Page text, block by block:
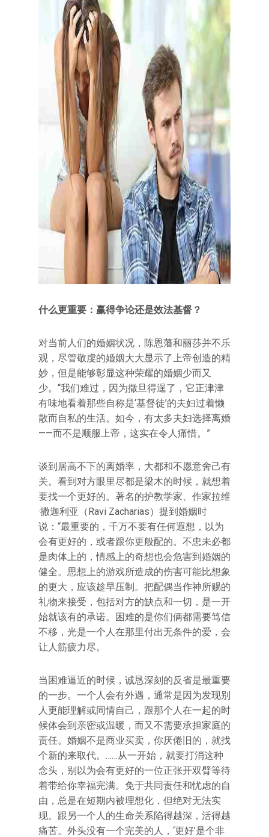
什么更重要：赢得争论还是效法基督？
对当前人们的婚姻状况，陈恩藩和丽莎并不乐
观，尽管敬虔的婚姻大大显示了上帝创造的精
妙，但是能够彰显这种荣耀的婚姻少而又
少。“我们难过，因为撒旦得逞了，它正津津
有味地看着那些自称是‘基督徒’的夫妇过着懒
散而自私的生活。如今，有太多夫妇选择离婚
——而不是顺服上帝，这实在令人痛惜。”
谈到居高不下的离婚率，大都和不愿意舍己有
关。看到对方眼里尽都是梁木的时候，就想着
要找一个更好的。著名的护教学家、作家拉维
·撒迦利亚（Ravi Zacharias）提到婚姻时
说：“最重要的，千万不要有任何遐想，以为
会有更好的，或者跟你更般配的。不忠未必都
是肉体上的，情感上的奇想也会危害到婚姻的
健全。思想上的游戏所造成的伤害可能比想象
的更大，应该趁早压制。把配偶当作神所赐的
礼物来接受，包括对方的缺点和一切，是一开
始就该有的承诺。困难的是你们俩都需要笃信
不移，光是一个人在那里付出无条件的爱，会
让人筋疲力尽。
当困难逼近的时候，诚恳深刻的反省是最重要
的一步。一个人会有外遇，通常是因为发现别
人更能理解或同情自己，跟那个人在一起的时
候体会到亲密或温暖，而又不需要承担家庭的
责任。婚姻不是商业买卖，你厌倦旧的，就找
个新的来取代。……从一开始，就要打消这种
念头，别以为会有更好的一位正张开双臂等待
着带给你幸福完满。免于共同责任和忧虑的自
由，总是在短期内被理想化，但绝对无法实
现。跟另一个人的生命关系陷得越深，活得越
痛苦。外头没有一个完美的人，‘更好’是个非